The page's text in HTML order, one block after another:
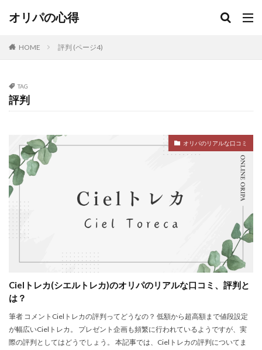
オリパの心得
HOME 評判 (ページ4)
TAG
評判
オリパのリアルな口コミ
Cielトレカ(シエルトレカ)のオリパのリアルな口コミ、評判と
は？
筆者 コメントCielトレカの評判ってどうなの？ 低額から超高額まで値段設定
が幅広いCielトレカ。 プレゼント企画も頻繁に行われているようですが、実
際の評判としてはどうでしょう。 本記事では、Cielトレカの評判についてま